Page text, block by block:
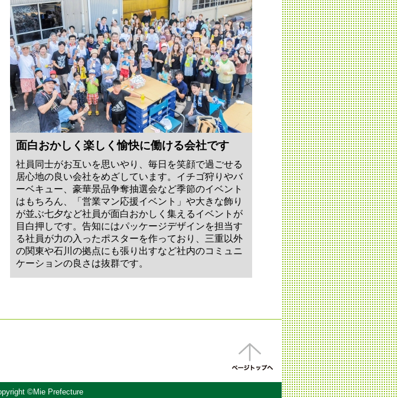
面白おかしく楽しく愉快に働ける会社です
社員同士がお互いを思いやり、毎日を笑顔で過ごせる
居心地の良い会社をめざしています。イチゴ狩りやバ
ーベキュー、豪華景品争奪抽選会など季節のイベント
はもちろん、「営業マン応援イベント」や大きな飾り
が並ぶ七夕など社員が面白おかしく集えるイベントが
目白押しです。告知にはパッケージデザインを担当す
る社員が力の入ったポスターを作っており、三重以外
の関東や石川の拠点にも張り出すなど社内のコミュニ
ケーションの良さは抜群です。
©Mie Prefecture